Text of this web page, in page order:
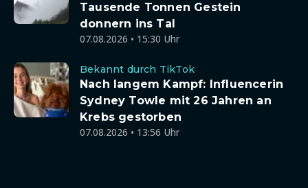
Tausende Tonnen Gestein
donnern ins Tal
07.08.2026 • 15:30 Uhr
Bekannt durch TikTok
Nach langem Kampf: Influencerin
Sydney Towle mit 26 Jahren an
Krebs gestorben
07.08.2026 • 13:56 Uhr